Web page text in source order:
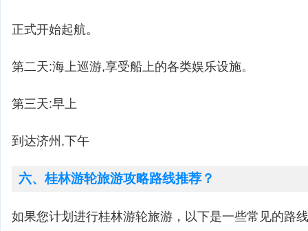
正式开始起航。
第二天:海上巡游,享受船上的各类娱乐设施。
第三天:早上
到达济州,下午
六、桂林游轮旅游攻略路线推荐？
如果您计划进行桂林游轮旅游，以下是一些常见的路